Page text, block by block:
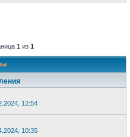
1 из 1
12:54
10:35